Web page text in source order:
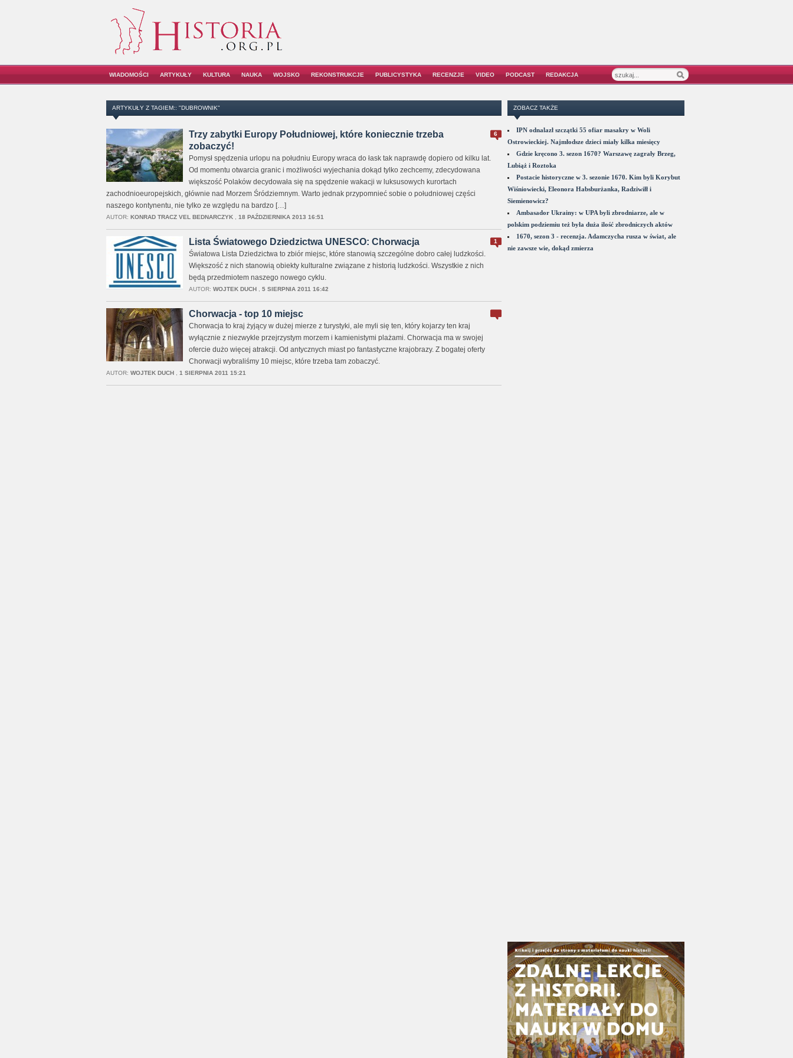
WIADOMOŚCI ARTYKUŁY KULTURA NAUKA WOJSKO REKONSTRUKCJE PUBLICYSTYKA RECENZJE VIDEO PODCAST REDAKCJA
ARTYKUŁY Z TAGIEM:: "DUBROWNIK"
6
Trzy zabytki Europy Południowej, które koniecznie trzeba
zobaczyć!
Pomysł spędzenia urlopu na południu Europy wraca do łask tak naprawdę dopiero od kilku lat.
Od momentu otwarcia granic i możliwości wyjechania dokąd tylko zechcemy, zdecydowana
większość Polaków decydowała się na spędzenie wakacji w luksusowych kurortach
zachodnioeuropejskich, głównie nad Morzem Śródziemnym. Warto jednak przypomnieć sobie o południowej części
naszego kontynentu, nie tylko ze względu na bardzo […]
AUTOR: KONRAD TRACZ VEL BEDNARCZYK, 18 PAŹDZIERNIKA 2013 16:51
1
Lista Światowego Dziedzictwa UNESCO: Chorwacja
Światowa Lista Dziedzictwa to zbiór miejsc, które stanowią szczególne dobro całej ludzkości.
Większość z nich stanowią obiekty kulturalne związane z historią ludzkości. Wszystkie z nich
będą przedmiotem naszego nowego cyklu.
AUTOR: WOJTEK DUCH, 5 SIERPNIA 2011 16:42
Chorwacja - top 10 miejsc
Chorwacja to kraj żyjący w dużej mierze z turystyki, ale myli się ten, który kojarzy ten kraj
wyłącznie z niezwykle przejrzystym morzem i kamienistymi plażami. Chorwacja ma w swojej
ofercie dużo więcej atrakcji. Od antycznych miast po fantastyczne krajobrazy. Z bogatej oferty
Chorwacji wybraliśmy 10 miejsc, które trzeba tam zobaczyć.
AUTOR: WOJTEK DUCH, 1 SIERPNIA 2011 15:21
ZOBACZ TAKŻE
IPN odnalazł szczątki 55 ofiar masakry w Woli
Ostrowieckiej. Najmłodsze dzieci miały kilka miesięcy
Gdzie kręcono 3. sezon 1670? Warszawę zagrały Brzeg,
Lubiąż i Roztoka
Postacie historyczne w 3. sezonie 1670. Kim byli Korybut
Wiśniowiecki, Eleonora Habsburżanka, Radziwiłł i
Siemienowicz?
Ambasador Ukrainy: w UPA byli zbrodniarze, ale w
polskim podziemiu też była duża ilość zbrodniczych aktów
1670, sezon 3 - recenzja. Adamczycha rusza w świat, ale
nie zawsze wie, dokąd zmierza